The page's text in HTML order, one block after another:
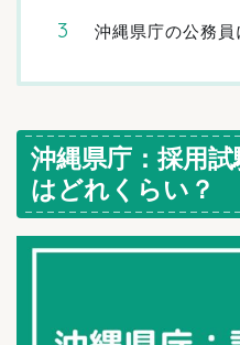
沖縄県庁の公務
沖縄県庁：採用
はどれくらい？